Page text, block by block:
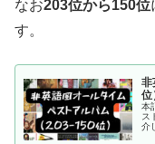
なお203位から150位
す。
非
位
本
ス
介